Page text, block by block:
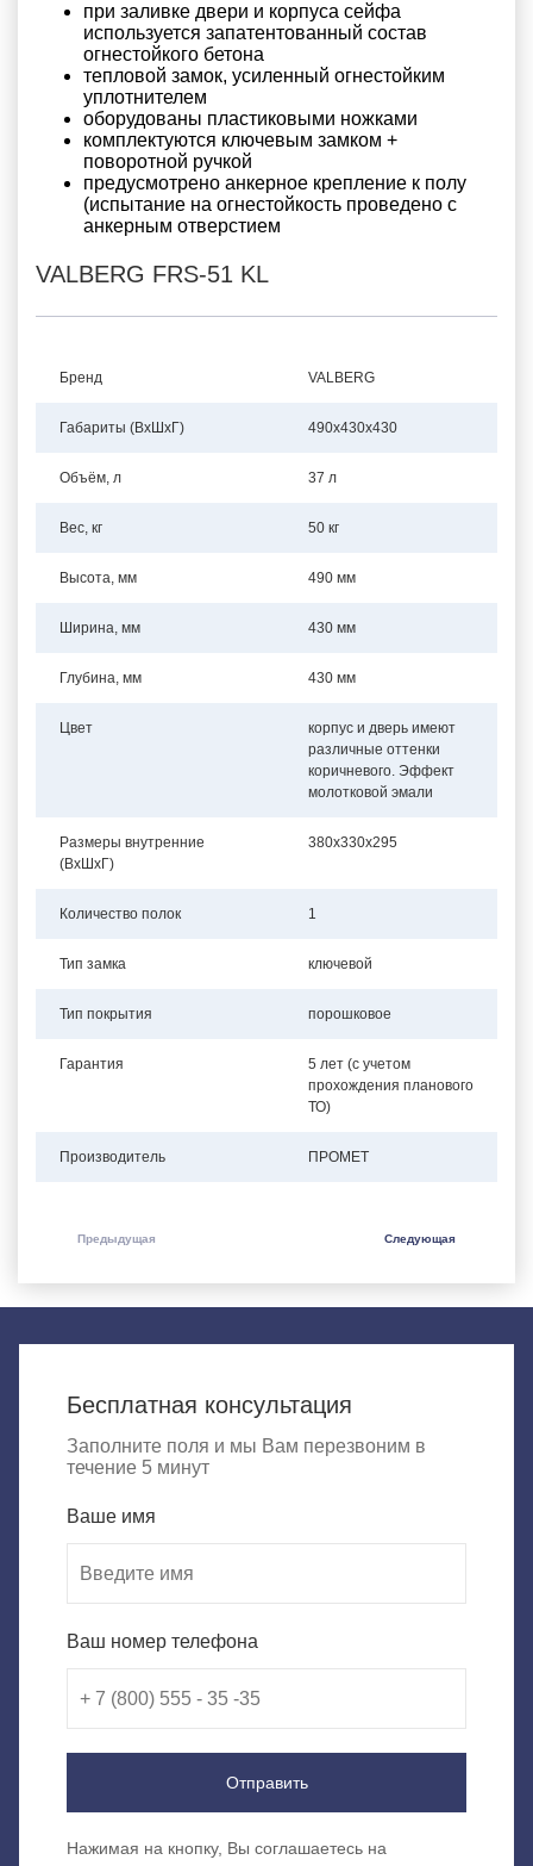
при заливке двери и корпуса сейфа
используется запатентованный состав
огнестойкого бетона
тепловой замок, усиленный огнестойким
уплотнителем
оборудованы пластиковыми ножками
комплектуются ключевым замком +
поворотной ручкой
предусмотрено анкерное крепление к полу
(испытание на огнестойкость проведено с
анкерным отверстием
VALBERG FRS-51 KL
Бренд VALBERG
Габариты (ВхШхГ) 490x430x430
Объём, л 37 л
Вес, кг 50 кг
Высота, мм 490 мм
Ширина, мм 430 мм
Глубина, мм 430 мм
Цвет
корпус и дверь имеют
различные оттенки
коричневого. Эффект
молотковой эмали
Размеры внутренние
(ВхШхГ)
380x330x295
Количество полок 1
Тип замка ключевой
Тип покрытия порошковое
Гарантия
5 лет (с учетом
прохождения планового
ТО)
Производитель ПРОМЕТ
Предыдущая Следующая
Бесплатная консультация
Заполните поля и мы Вам перезвоним в
течение 5 минут
Ваше имя
Ваш номер телефона
Нажимая на кнопку, Вы соглашаетесь на
Отправить